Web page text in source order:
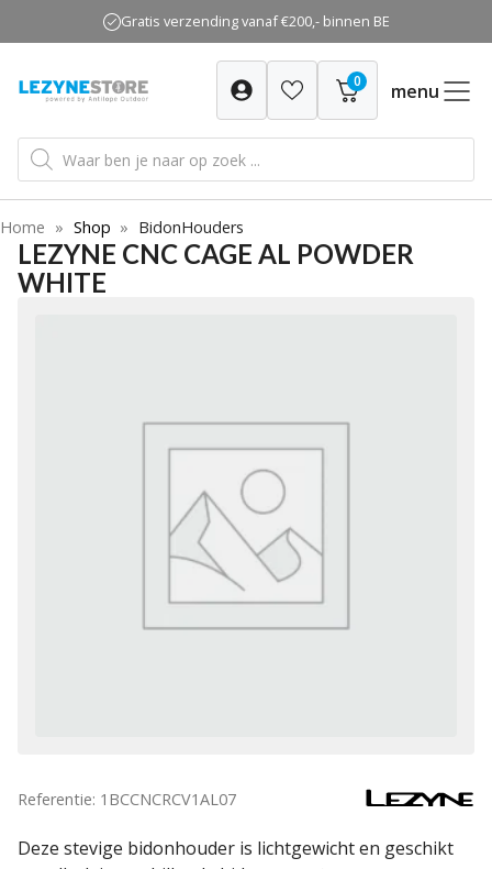
naar
inhoud
Gratis verzending vanaf €200,- binnen BE
0 menu
Producten
zoeken
Home » Shop » BidonHouders
LEZYNE CNC CAGE AL POWDER
WHITE
Referentie: 1BCCNCRCV1AL07
Deze stevige bidonhouder is lichtgewicht en geschikt